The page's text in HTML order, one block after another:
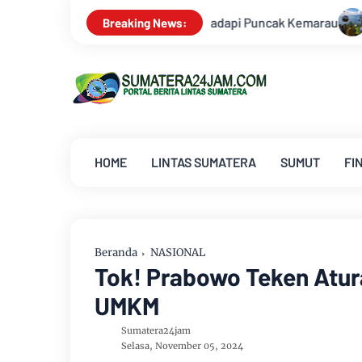
Breaking News:
Puncak Kemarau Survei Lapangan Dilakukan, Proyek
HOME LINTAS SUMATERA SUMUT
Beranda NASIONAL
Tok! Prabowo Teken
UMKM
Sumatera24jam
Selasa, November 05, 2024